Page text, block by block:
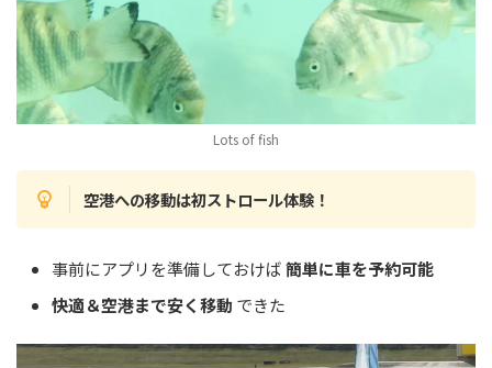
Lots of fish
空港への移動は初ストロール体験！
事前にアプリを準備しておけば簡単に車を予約可能
快適＆空港まで安く移動 できた